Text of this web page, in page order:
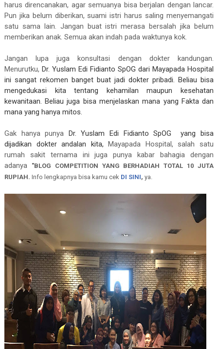
harus direncanakan, agar semuanya bisa berjalan dengan lancar.
Pun jika belum diberikan, suami istri harus saling menyemangati
satu sama lain. Jangan buat istri merasa bersalah jika belum
memberikan anak. Semua akan indah pada waktunya kok.
Jangan lupa juga konsultasi dengan dokter kandungan.
Menurutku, Dr. Yuslam Edi Fidianto SpOG dari Mayapada Hospital
ini sangat rekomen banget buat jadi dokter pribadi. Beliau bisa
mengedukasi kita tentang kehamilan maupun kesehatan
kewanitaan. Beliau juga bisa menjelaskan mana yang Fakta dan
mana yang hanya mitos.
Gak hanya punya Dr. Yuslam Edi Fidianto SpOG yang bisa
dijadikan dokter andalan kita,Mayapada Hospital, salah satu
rumah sakit ternama ini juga punya kabar bahagia dengan
adanya
"BLOG COMPETITION YANG BERHADIAH TOTAL 10 JUTA
RUPIAH. Info lengkapnya bisa kamu cek DI SINI, ya.